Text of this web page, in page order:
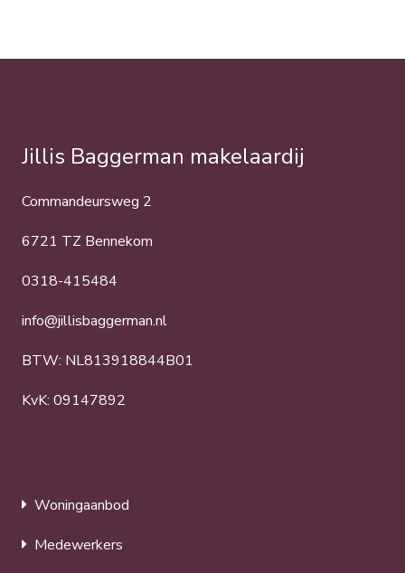
Jillis Baggerman makelaardij
Commandeursweg 2
6721 TZ Bennekom
0318-415484
info@jillisbaggerman.nl
BTW: NL813918844B01
KvK: 09147892
Woningaanbod
Medewerkers